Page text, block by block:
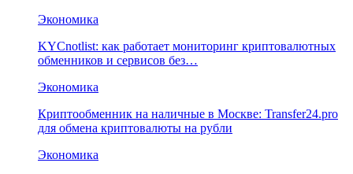
Экономика
KYCnotlist: как работает мониторинг криптовалютных
обменников и сервисов без…
Экономика
Криптообменник на наличные в Москве: Transfer24.pro
для обмена криптовалюты на рубли
Экономика